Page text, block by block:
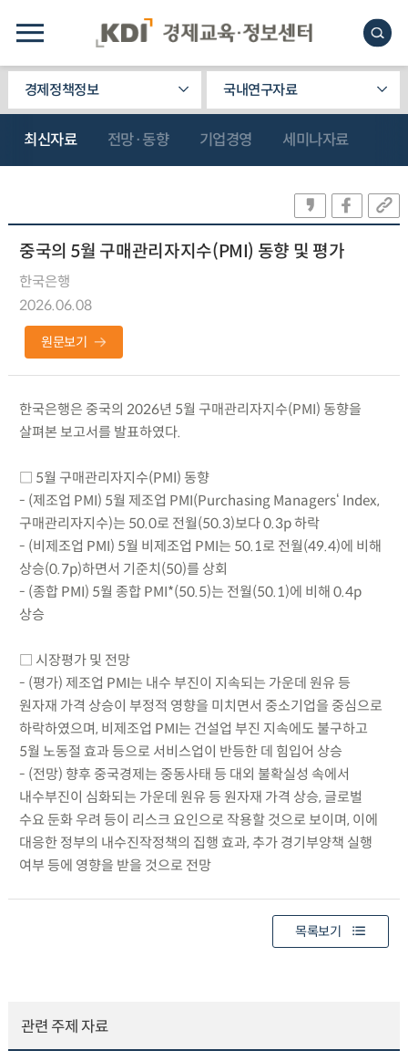
경제정책정보 국내연구자료
최신자료 전망·동향 기업경영 세미나자료
중국의 5월 구매관리자지수(PMI) 동향 및 평가
한국은행
2026.06.08
원문보기
한국은행은 중국의 2026년 5월 구매관리자지수(PMI) 동향을
살펴본 보고서를 발표하였다.
□ 5월 구매관리자지수(PMI) 동향
- (제조업 PMI) 5월 제조업 PMI(Purchasing Managers‘ Index,
구매관리자지수)는 50.0로 전월(50.3)보다 0.3p 하락
- (비제조업 PMI) 5월 비제조업 PMI는 50.1로 전월(49.4)에 비해
상승(0.7p)하면서 기준치(50)를 상회
- (종합 PMI) 5월 종합 PMI*(50.5)는 전월(50.1)에 비해 0.4p
상승
□ 시장평가 및 전망
- (평가) 제조업 PMI는 내수 부진이 지속되는 가운데 원유 등
원자재 가격 상승이 부정적 영향을 미치면서 중소기업을 중심으로
하락하였으며, 비제조업 PMI는 건설업 부진 지속에도 불구하고
5월 노동절 효과 등으로 서비스업이 반등한 데 힘입어 상승
- (전망) 향후 중국경제는 중동사태 등 대외 불확실성 속에서
내수부진이 심화되는 가운데 원유 등 원자재 가격 상승, 글로벌
수요 둔화 우려 등이 리스크 요인으로 작용할 것으로 보이며, 이에
대응한 정부의 내수진작정책의 집행 효과, 추가 경기부양책 실행
여부 등에 영향을 받을 것으로 전망
목록보기
관련 주제 자료